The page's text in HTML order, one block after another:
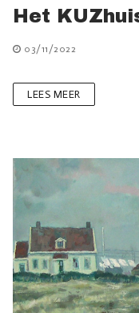
Het
03/11/2022
LEES MEER